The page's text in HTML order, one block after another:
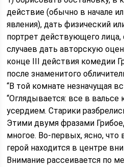
действие (обычно в начале
явления), дать физический
портрет действующего
случаев дать авторскую
конце III действия комедии
после знаменитого
“В той комнате незначущая
“Оглядывается: все в
усердием. Старики
Этими двумя фразами
многое. Во-первых, ясно, что
герой находится в центре
Внимание рассеивается по